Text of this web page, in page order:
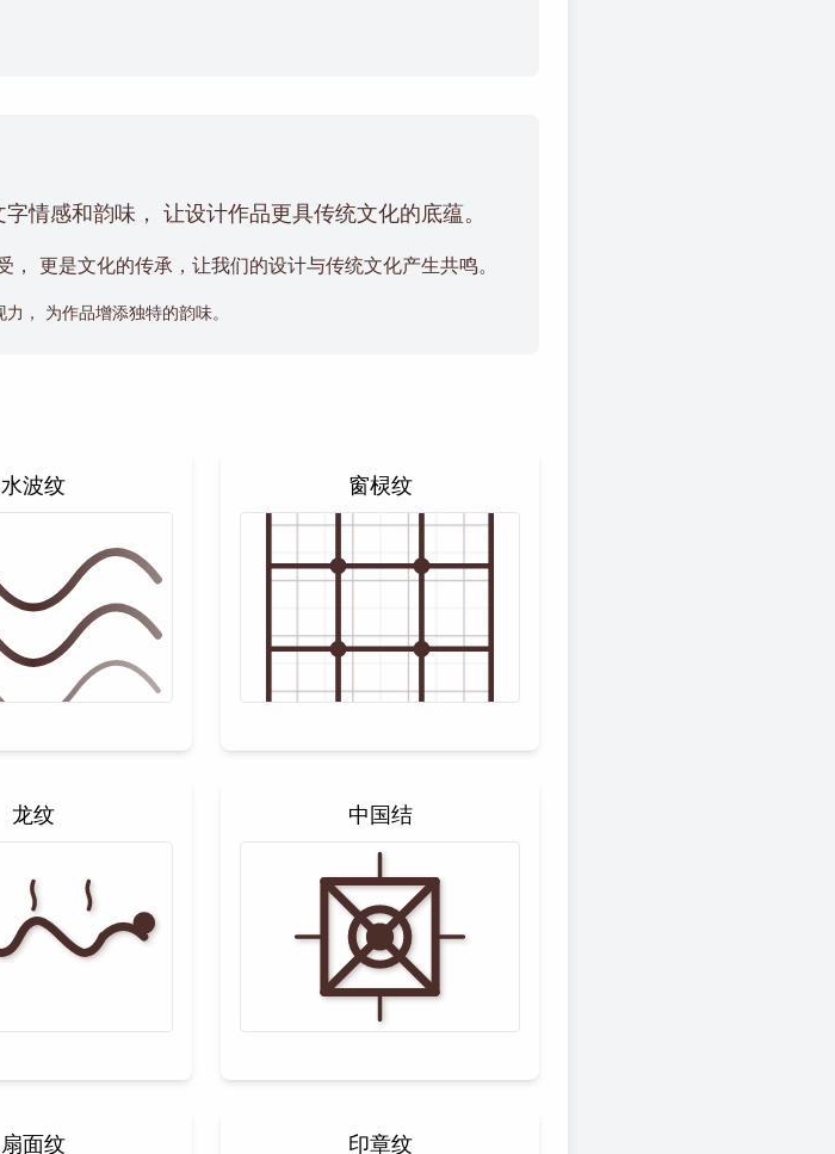
情感和韵味， 让设计作品更具传统文化的底蕴。
更是文化的传承，让我们的设计与传统文化产生共鸣。
， 为作品增添独特的韵味。
水波纹 窗棂纹
龙纹 中国结
扇面纹 印章纹